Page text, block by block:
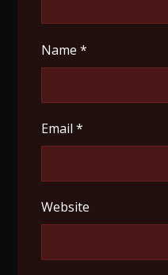
Name*
Email*
Website